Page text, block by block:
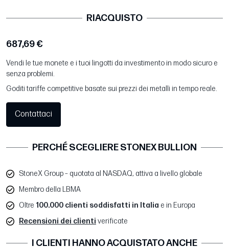
RIACQUISTO
687,69 €
Vendi le tue monete e i tuoi lingotti da investimento in modo sicuro e
senza problemi.
Goditi tariffe competitive basate sui prezzi dei metalli in tempo reale.
Contattaci
PERCHÉ SCEGLIERE STONEX BULLION
StoneX Group – quotata al NASDAQ, attiva a livello globale
Membro della LBMA
Oltre 100.000 clienti soddisfatti in Italia e in Europa
Recensioni dei clienti verificate
I CLIENTI HANNO ACQUISTATO ANCHE